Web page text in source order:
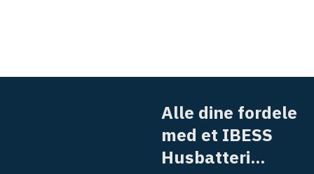
Alle dine fordele
med et IBESS
Husbatteri...